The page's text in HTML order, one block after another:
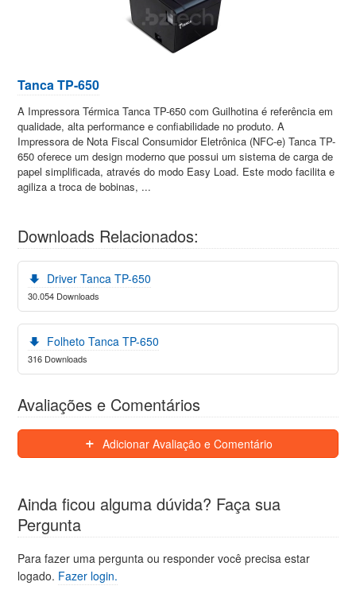
Tanca TP-650
A Impressora Térmica Tanca TP-650 com Guilhotina é referência em
qualidade, alta performance e confiabilidade no produto. A
Impressora de Nota Fiscal Consumidor Eletrônica (NFC-e) Tanca TP-
650 oferece um design moderno que possui um sistema de carga de
papel simplificada, através do modo Easy Load. Este modo facilita e
agiliza a troca de bobinas, ...
Downloads Relacionados:
Driver Tanca TP-650
30.054 Downloads
Folheto Tanca TP-650
316 Downloads
Avaliações e Comentários
Adicionar Avaliação e Comentário
Ainda ficou alguma dúvida? Faça sua
Pergunta
Para fazer uma pergunta ou responder você precisa estar
logado. Fazer login.